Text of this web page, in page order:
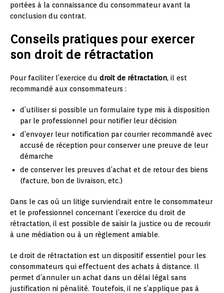
portées à la connaissance du consommateur avant la
conclusion du contrat.
Conseils pratiques pour exercer
son droit de rétractation
Pour faciliter l’exercice du droit de rétractation, il est
recommandé aux consommateurs :
d’utiliser si possible un formulaire type mis à disposition
par le professionnel pour notifier leur décision
d’envoyer leur notification par courrier recommandé avec
accusé de réception pour conserver une preuve de leur
démarche
de conserver les preuves d’achat et de retour des biens
(facture, bon de livraison, etc.)
Dans le cas où un litige surviendrait entre le consommateur
et le professionnel concernant l’exercice du droit de
rétractation, il est possible de saisir la justice ou de recourir
à une médiation ou à un règlement amiable.
Le droit de rétractation est un dispositif essentiel pour les
consommateurs qui effectuent des achats à distance. Il
permet d’annuler un achat dans un délai légal sans
justification ni pénalité. Toutefois, il ne s’applique pas à